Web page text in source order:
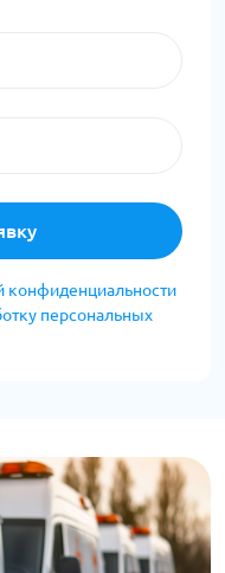
конфиденциальности
персональных